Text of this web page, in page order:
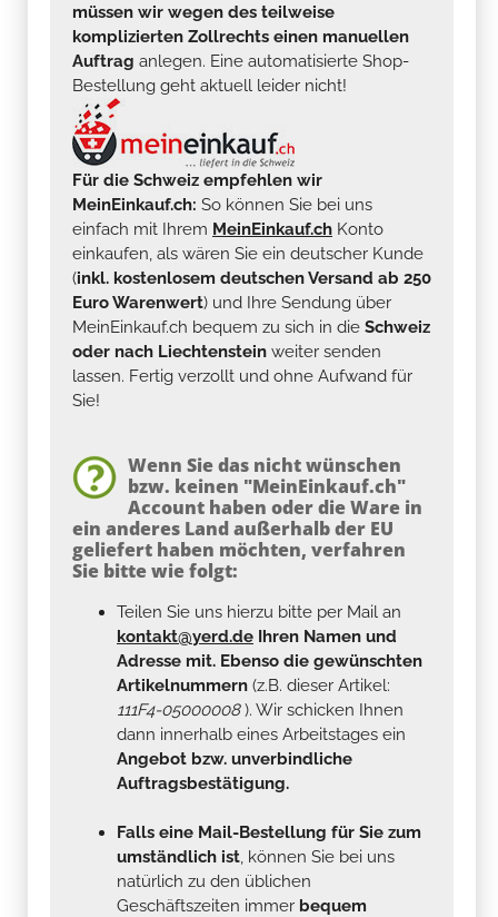
müssen wir wegen des teilweise
komplizierten Zollrechts einen manuellen
Auftrag anlegen. Eine automatisierte Shop-
Bestellung geht aktuell leider nicht!
Für die Schweiz empfehlen wir
MeinEinkauf.ch: So können Sie bei uns
einfach mit Ihrem MeinEinkauf.ch Konto
einkaufen, als wären Sie ein deutscher Kunde
(inkl. kostenlosem deutschen Versand ab 250
Euro Warenwert) und Ihre Sendung über
MeinEinkauf.ch bequem zu sich in die Schweiz
oder nach Liechtenstein weiter senden
lassen. Fertig verzollt und ohne Aufwand für
Sie!
Wenn Sie das nicht wünschen
bzw. keinen "MeinEinkauf.ch"
Account haben oder die Ware in
ein anderes Land außerhalb der EU
geliefert haben möchten, verfahren
Sie bitte wie folgt:
Teilen Sie uns hierzu bitte per Mail an
kontakt@yerd.de Ihren Namen und
Adresse mit. Ebenso die gewünschten
Artikelnummern (z.B. dieser Artikel:
111F4-05000008). Wir schicken Ihnen
dann innerhalb eines Arbeitstages ein
Angebot bzw. unverbindliche
Auftragsbestätigung.
Falls eine Mail-Bestellung für Sie zum
umständlich ist, können Sie bei uns
natürlich zu den üblichen
Geschäftszeiten immer bequem